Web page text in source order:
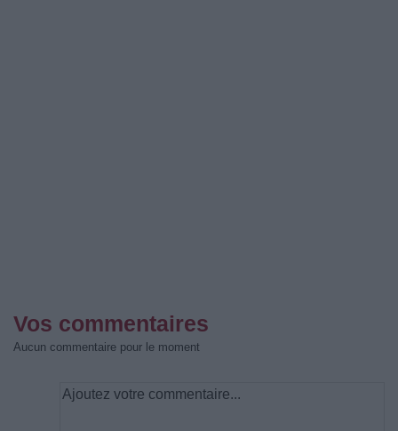
Vos commentaires
Aucun commentaire pour le moment